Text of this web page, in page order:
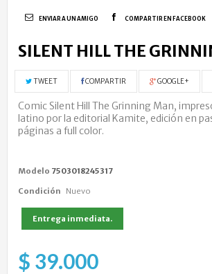
ENVIAR A UN AMIGO COMPARTIR EN FACEBOOK
SILENT HILL THE
TWEET COMPARTIR GOOGLE+
Comic Silent Hill The Grinning Man,
latino por la editorial Kamite, edición en
páginas a full color.
Modelo 7503018245317
Condición Nuevo
Entrega inmediata.
$ 39.000